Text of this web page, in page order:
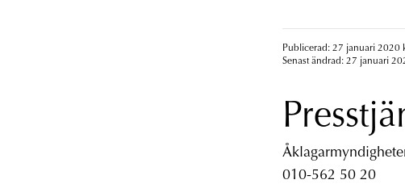
Publicerad: 27 januari 2020
Senast ändrad: 27 januari
010-562 50 20